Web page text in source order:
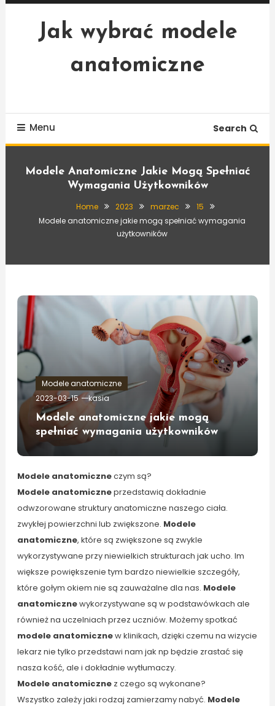
Skip
ContentJak wybrać modele
anatomiczne
Menu Search
Modele Anatomiczne Jakie Mogą Spełniać
Wymagania Użytkowników
Home 2023 marzec
15
Modele anatomiczne jakie mogą spełniać wymagania
użytkowników
Modele anatomiczne
2023-03-15
kasia
Modele anatomiczne jakie mogą
spełniać wymagania użytkowników
Modele anatomiczneczym są?
Modele anatomiczneprzedstawią dokładnie
odwzorowane struktury anatomiczne naszego ciała.
zwykłej powierzchni lub zwiększone. Modele
anatomiczne, które są zwiększone są zwykle
wykorzystywane przy niewielkich strukturach jak ucho. Im
większe powiększenie tym bardzo niewielkie szczegóły,
które gołym okiem nie są zauważalne dla nas. Modele
anatomicznewykorzystywane są w podstawówkach ale
również na uczelniach przez uczniów. Możemy spotkać
modele anatomicznew klinikach, dzięki czemu na wizycie
lekarz nie tylko przedstawi nam jak np będzie zrastać się
nasza kość, ale i dokładnie wytłumaczy.
Modele anatomicznez czego są wykonane?
Wszystko zależy jaki rodzaj zamierzamy nabyć. Modele